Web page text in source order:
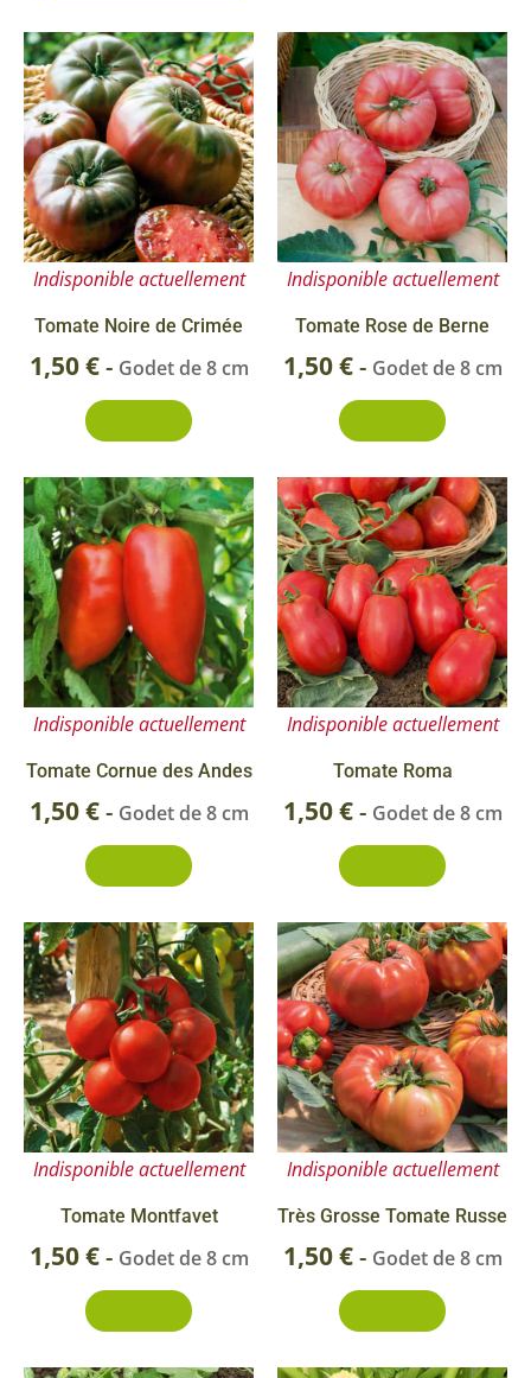
Indisponible actuellement
Tomate Noire de Crimée
1,50€- Godet de 8 cm
Indisponible actuellement
Tomate Rose de Berne
1,50€- Godet de 8 cm
Indisponible actuellement
Tomate Cornue des Andes
1,50€- Godet de 8 cm
Indisponible actuellement
Tomate Roma
1,50€- Godet de 8 cm
Indisponible actuellement
Tomate Montfavet
1,50€- Godet de 8 cm
Indisponible actuellement
Très Grosse Tomate Russe
1,50€- Godet de 8 cm